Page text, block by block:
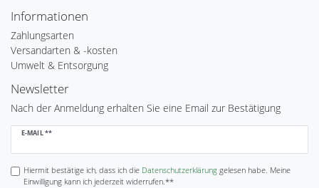
Informationen
Zahlungsarten
Versandarten & -kosten
Umwelt & Entsorgung
Newsletter
Nach der Anmeldung erhalten Sie eine Email zur Bestätigung
E-MAIL **
Newsletter
Hiermit bestätige ich, dass ich die Daten­schutz­erklärunggelesen habe. Meine
Einwilligung kann ich jederzeit widerrufen.**